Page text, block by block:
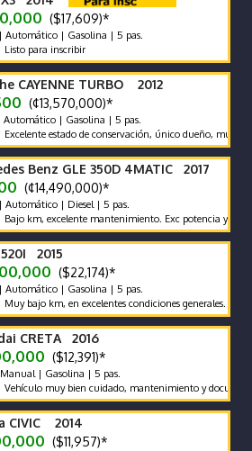
($17,609)*
| Gasolina | 5 pas.
para inscribir
CAYENNE TURBO 2012
(¢13,570,000)*
| Gasolina | 5 pas.
estado de conservación, único dueño, muy bajo
Benz GLE 350D 4MATIC 2017
(¢14,490,000)*
| Diesel | 5 pas.
km, excelente mantenimiento. Exc potencia y bajo
2015
($22,174)*
| Gasolina | 5 pas.
bajo km, en excelentes condiciones generales. Vehículo
CRETA 2016
($12,391)*
| Gasolina | 5 pas.
muy bien cuidado, mantenimiento y documentos
CIVIC 2014
($11,957)*